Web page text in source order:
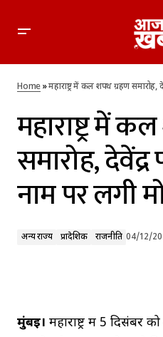
महाराष्ट्र में कल शपथ ग्रहण
Home»महाराष्ट्र में कल शपथ ग्रहण
महाराष्ट्र में
समारोह,
नाम पर लगी
अन्य राज्य प्रादेशिक राजनीति 04/12/
मुंबई। महाराष्ट्र में 5 दिसंबर